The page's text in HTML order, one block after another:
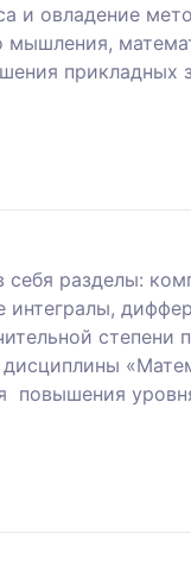
и овладение
мышления,
прикладных
разделы:
интегралы,
повышения